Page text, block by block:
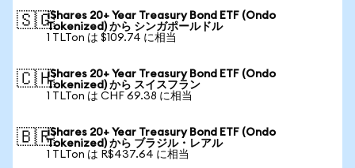
🇸🇬iShares 20+ Year Treasury Bond ETF (Ondo
Tokenized) から シンガポールドル
1 TLTon は $109.74 に相当
🇨🇭iShares 20+ Year Treasury Bond ETF (Ondo
Tokenized) から スイスフラン
1 TLTon は CHF 69.38 に相当
🇧🇷iShares 20+ Year Treasury Bond ETF (Ondo
Tokenized) から ブラジル・レアル
1 TLTon は R$437.64 に相当